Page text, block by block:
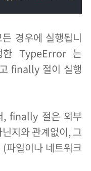
경우에 실행됩니
한 TypeError 는
finally 절이 실행
, finally 절은 외부
지와 관계없이, 그
파일이나 네트워크